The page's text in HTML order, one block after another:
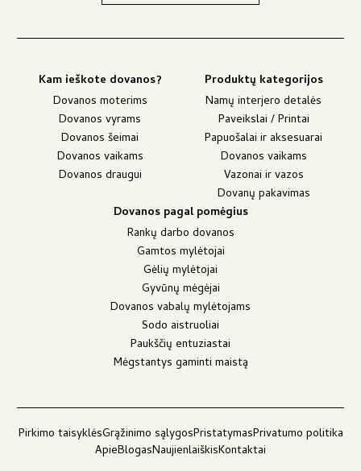
Kam ieškote dovanos?
Dovanos moterims
Dovanos vyrams
Dovanos šeimai
Dovanos vaikams
Dovanos draugui
Produktų kategorijos
Namų interjero detalės
Paveikslai / Printai
Papuošalai ir aksesuarai
Dovanos vaikams
Vazonai ir vazos
Dovanų pakavimas
Dovanos pagal pomėgius
Rankų darbo dovanos
Gamtos mylėtojai
Gėlių mylėtojai
Gyvūnų mėgėjai
Dovanos vabalų mylėtojams
Sodo aistruoliai
Paukščių entuziastai
Mėgstantys gaminti maistą
Pirkimo taisyklėsGrąžinimo sąlygosPristatymasPrivatumo politika
ApieBlogasNaujienlaiškisKontaktai